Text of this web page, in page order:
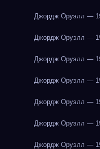
Джордж Оруэлл —
Джордж Оруэлл —
Джордж Оруэлл —
Джордж Оруэлл —
Джордж Оруэлл —
Джордж Оруэлл —
Джордж Оруэлл —